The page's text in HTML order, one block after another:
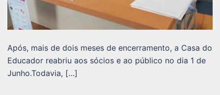
Após, mais de dois meses de encerramento, a Casa do
Educador reabriu aos sócios e ao público no dia 1 de
Junho.Todavia, […]